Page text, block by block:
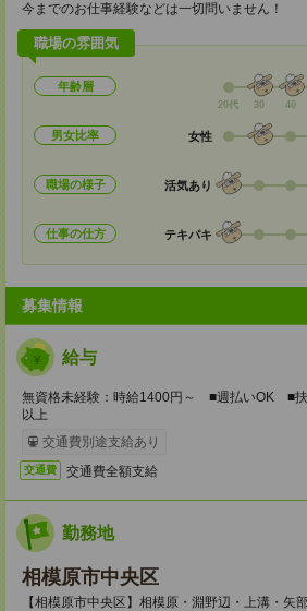
今までのお仕事経験などは一切問いません！
職場の雰囲気
年齢層
20代 30 40
男女比率 女性
職場の様子 活気あり
仕事の仕方 テキパキ
募集情報
給与
無資格未経験：時給1400円～ ■週払いOK ■
以上
交通費別途支給あり
交通費 交通費全額支給
勤務地
相模原市中央区
【相模原市中央区】相模原・淵野辺・上溝・矢